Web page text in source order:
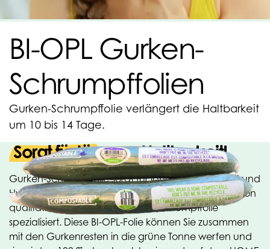
BI-OPL Gurken-
Schrumpffolien
Gurken-Schrumpffolie verlängert die Haltbarkeit
um 10 bis 14 Tage.
Sorgt für längere Haltbarkeit!
Gurken-Schrumpffolie sorgt für längere Haltbarkeit und
Hygiene. Oerlemans Plastics ist auf die Herstellung von
qualitativ hochwertiger Gurken-Schrumpffolie
spezialisiert. Diese BI-OPL-Folie können Sie zusammen
mit den Gurkenresten in die grüne Tonne werfen und